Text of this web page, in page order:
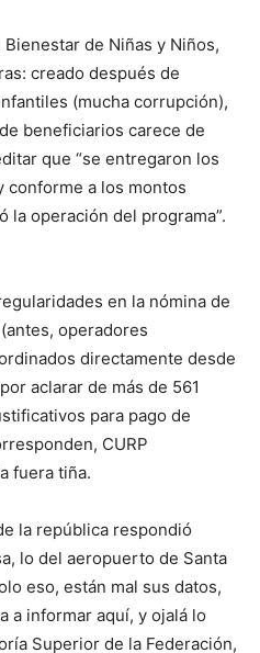
de Niñas y Niños,
creado después de
(mucha corrupción),
beneficiarios carece de
que “se entregaron los
conforme a los montos
la operación del programa”.
en la nómina de
operadores
directamente desde
aclarar de más de 561
para pago de
CURP
fuera tiña.
la república respondió
lo del aeropuerto de Santa
eso, están mal sus datos,
a informar aquí, y ojalá lo
Superior de la Federación,